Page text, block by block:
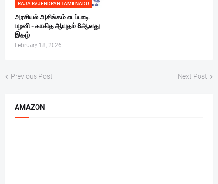
RAJA RAJENDRAN TAMILNADU
அரசியல் அசிங்கம் எடப்பாடி
பழனி - காகித ஆயுதம் 8ஆவது
இதழ்
February 18, 2026
Previous Post Next Post
AMAZON